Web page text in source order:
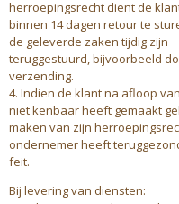
herroepingsrecht dient de
binnen 14 dagen retour te
de geleverde zaken tijdig zijn
teruggestuurd, bijvoorbeeld
verzending.
4. Indien de klant na afloop
niet kenbaar heeft gemaakt
maken van zijn
ondernemer heeft
feit.
Bij levering van diensten: